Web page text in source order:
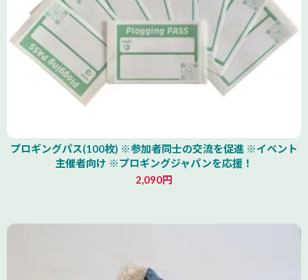
プロギングパス(100枚) ※参加者同士の交流を促進 ※イベント
主催者向け ※プロギングジャパンを応援！
2,090円